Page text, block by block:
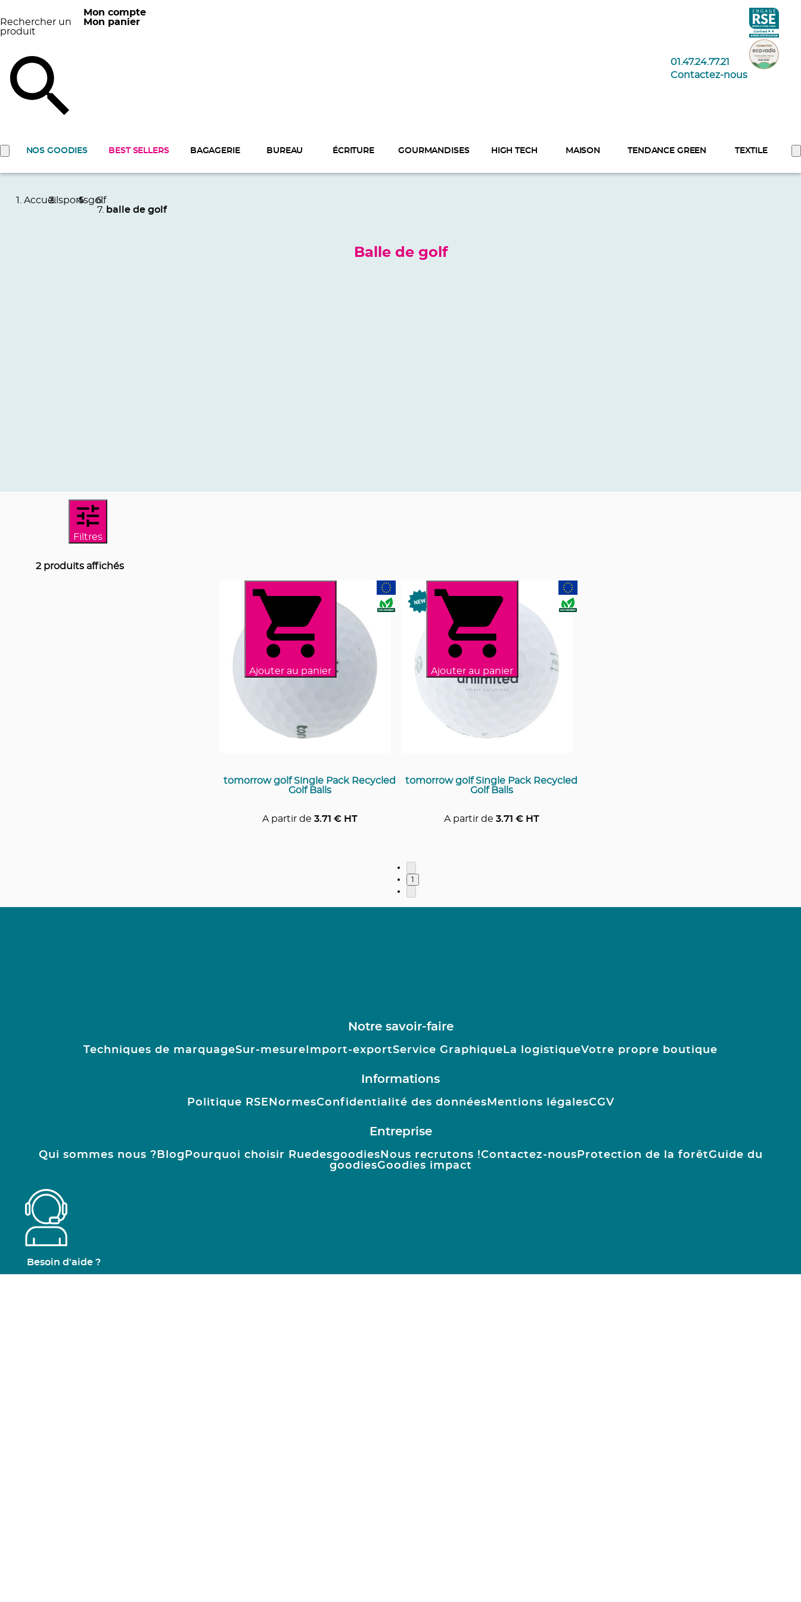
Rechercher un
produit
Mon compte
Mon panier
01.47.24.77.21
Contactez-nous
NOS GOODIES BEST SELLERS BAGAGERIE BUREAU ÉCRITURE GOURMANDISES HIGH TECH MAISON TENDANCE GREEN TEXTILE
Accueil sportsgolf
balle de golf
Balle de golf
Filtres
2 produits affichés
Ajouter au panier
tomorrow golf Single Pack Recycled
Golf Balls
A partir de 3.71 € HT
Ajouter au panier
tomorrow golf Single Pack Recycled
Golf Balls
A partir de 3.71 € HT
1
Notre savoir-faire
Techniques de marquageSur-mesure Import-exportService Graphique La logistiqueVotre propre boutique
Informations
Politique RSE NormesConfidentialité des données Mentions légalesCGV
Entreprise
Qui sommes nous ? Blog Pourquoi choisir Ruedesgoodies Nous recrutons !Contactez-nous Protection de la forêtGuide du
goodiesGoodies impact
Besoin d'aide ?